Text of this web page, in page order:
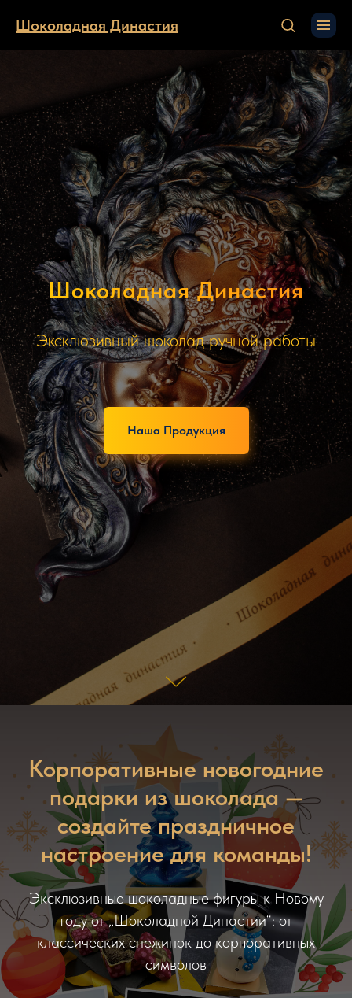
Шоколадная Династия
Шоколадная Династия
Эксклюзивный шоколад ручной работы
Наша Продукция
Корпоративные новогодние
подарки из шоколада —
создайте праздничное
настроение для команды!
Эксклюзивные шоколадные фигуры к Новому
году от „Шоколадной Династии“: от
классических снежинок до корпоративных
символов